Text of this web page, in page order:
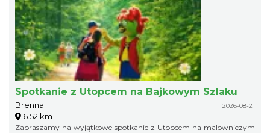
Spotkanie z Utopcem na Bajkowym Szlaku
Brenna 2026-08-21
6.52 km
Zapraszamy na wyjątkowe spotkanie z Utopcem na malowniczym